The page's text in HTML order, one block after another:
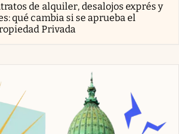
de alquiler, desalojos exprés y
qué cambia si se aprueba el
Privada